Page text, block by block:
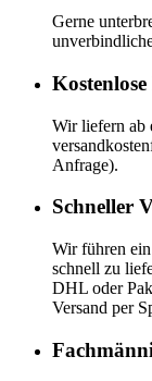
Gerne
Wir liefern ab
Anfrage).
Schneller
Wir führen
schnell zu
DHL oder
Versand per